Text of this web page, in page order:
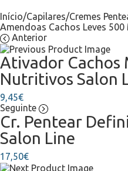
Início/Capilares/Cremes
Amendoas Cachos Leves 500
Anterior
Ativador Cachos
Nutritivos Salon
9,45€
Seguinte
Cr. Pentear
Salon Line
17,50€